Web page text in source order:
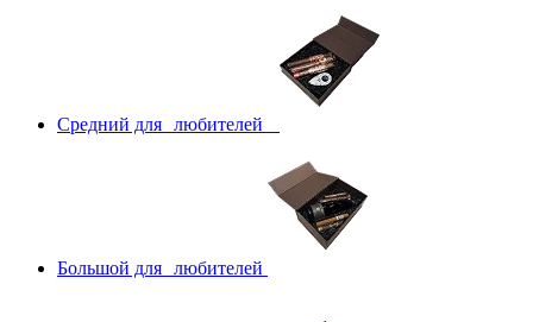
Средний для любителей
Большой для любителей